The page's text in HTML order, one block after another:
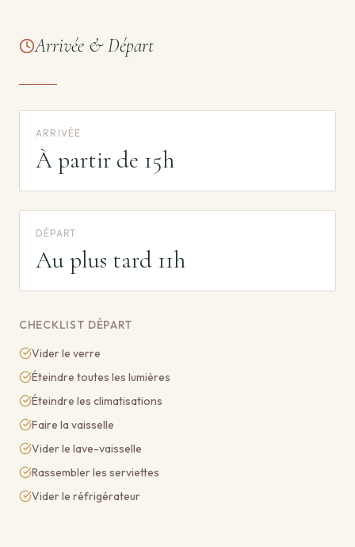
Arrivée & Départ
ARRIVÉE
À partir de 15h
DÉPART
Au plus tard 11h
CHECKLIST DÉPART
Vider le verre
Éteindre toutes les lumières
Éteindre les climatisations
Faire la vaisselle
Vider le lave-vaisselle
Rassembler les serviettes
Vider le réfrigérateur